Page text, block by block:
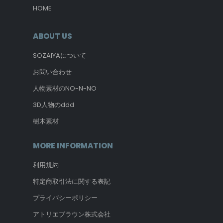
HOME
ABOUT US
SOZAIYAについて
お問い合わせ
人物素材のNO-N-NO
3D人物のddd
樹木素材
MORE INFORMATION
利用規約
特定商取引法に関する表記
プライバシーポリシー
アトリエブラウン株式会社